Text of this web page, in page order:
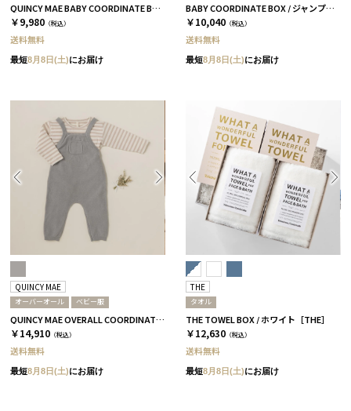
QUINCY MAE BABY COORDINATE BOX / ロンパース＋スタイ / セージグリーン［クインシーメイ］
￥9,980 （税込）
送料無料
最短8月8日(土)にお届け
BABY COORDINATE BOX / ジャンプスーツ＋にぎにぎ / グレー
￥10,040 （税込）
送料無料
最短8月8日(土)にお届け
QUINCY MAE
オーバーオール ベビー服
QUINCY MAE OVERALL COORDINATE BOX /オーバーオール＋Tシャツ/ ライトグレー［クインシーメイ］
￥14,910 （税込）
送料無料
最短8月8日(土)にお届け
THE
タオル
THE TOWEL BOX / ホワイト［THE］
￥12,630 （税込）
送料無料
最短8月8日(土)にお届け